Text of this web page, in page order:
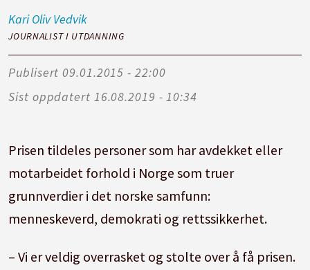
Kari Oliv Vedvik
JOURNALIST I UTDANNING
Publisert
09.01.2015 - 22:00
Sist oppdatert
16.08.2019 - 10:34
Prisen tildeles personer som har avdekket eller
motarbeidet forhold i Norge som truer
grunnverdier i det norske samfunn:
menneskeverd, demokrati og rettssikkerhet.
– Vi er veldig overrasket og stolte over å få prisen.